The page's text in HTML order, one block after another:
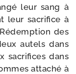
leur sang à
leur sacri­fice à
des
autels dans
sacri­fices dans
atta­ché à